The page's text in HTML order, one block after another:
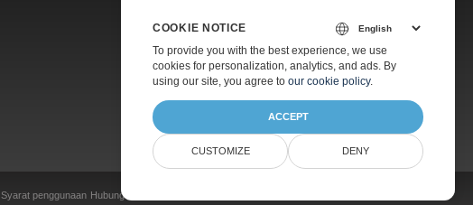
Harga
Konsultasi Gratis
Tentang
Syarat penggunaan Hubungi
COOKIE NOTICE
To provide you with the best experience, we use
cookies for personalization, analytics, and ads. By
using our site, you agree to our cookie policy.
ACCEPT
CUSTOMIZE DENY